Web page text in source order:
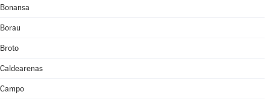
Bonansa
Borau
Broto
Caldearenas
Campo